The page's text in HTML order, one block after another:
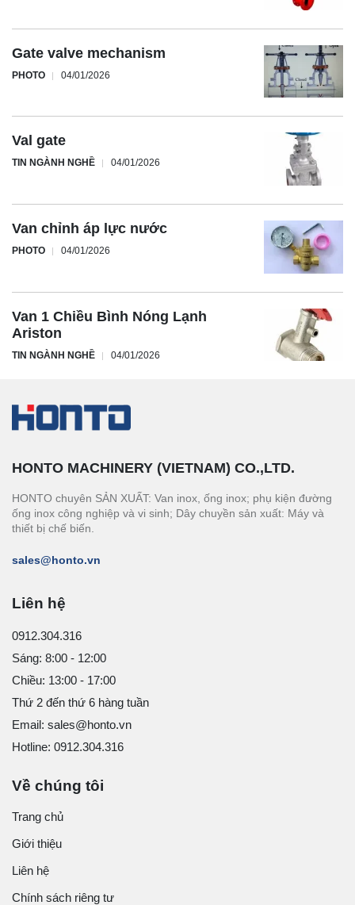
Gate valve mechanism
PHOTO 04/01/2026
Val gate
TIN NGÀNH NGHỀ 04/01/2026
Van chỉnh áp lực nước
PHOTO 04/01/2026
Van 1 Chiều Bình Nóng Lạnh
Ariston
TIN NGÀNH NGHỀ 04/01/2026
HONTO MACHINERY (VIETNAM) CO.,LTD.
HONTO chuyên SẢN XUẤT: Van inox, ống inox; phụ kiện đường
ống inox công nghiệp và vi sinh; Dây chuyền sản xuất: Máy và
thiết bị chế biến.
sales@honto.vn
Liên hệ
0912.304.316
Sáng: 8:00 - 12:00
Chiều: 13:00 - 17:00
Thứ 2 đến thứ 6 hàng tuần
Email: sales@honto.vn
Hotline: 0912.304.316
Về chúng tôi
Trang chủ
Giới thiệu
Liên hệ
Chính sách riêng tư